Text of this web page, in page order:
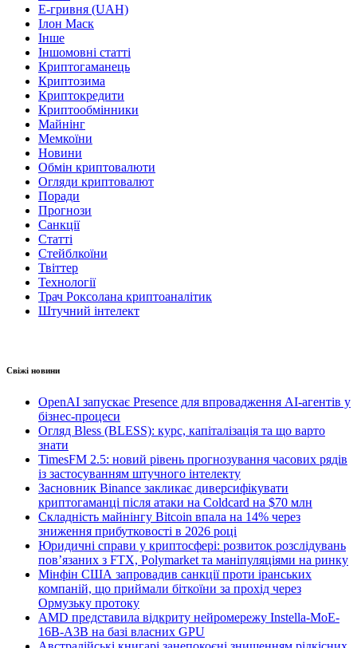
Е-гривня (UAH)
Ілон Маск
Інше
Іншомовні статті
Криптогаманець
Криптозима
Криптокредити
Криптообмінники
Майнінг
Мемкоїни
Новини
Обмін криптовалюти
Огляди криптовалют
Поради
Прогнози
Санкції
Статті
Стейблкоїни
Твіттер
Технології
Трач Роксолана криптоаналітик
Штучний інтелект
Свіжі новини
OpenAI запускає Presence для впровадження AI-агентів у
бізнес-процеси
Огляд Bless (BLESS): курс, капіталізація та що варто
знати
TimesFM 2.5: новий рівень прогнозування часових рядів
із застосуванням штучного інтелекту
Засновник Binance закликає диверсифікувати
криптогаманці після атаки на Coldcard на $70 млн
Складність майнінгу Bitcoin впала на 14% через
зниження прибутковості в 2026 році
Юридичні справи у криптосфері: розвиток розслідувань
пов’язаних з FTX, Polymarket та маніпуляціями на ринку
Мінфін США запровадив санкції проти іранських
компаній, що приймали біткоїни за прохід через
Ормузьку протоку
AMD представила відкриту нейромережу Instella-MoE-
16B-A3B на базі власних GPU